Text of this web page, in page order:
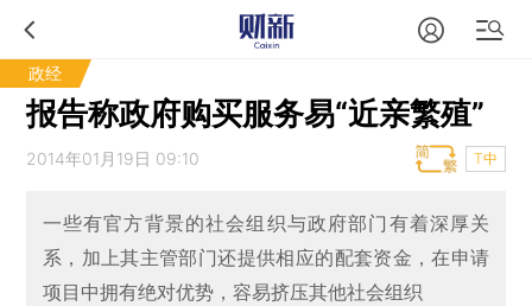
政经
报告称政府购买服务易“近亲繁殖”
2014年01月19日 09:10 T中
一些有官方背景的社会组织与政府部门有着深厚关
系，加上其主管部门还提供相应的配套资金，在申请
项目中拥有绝对优势，容易挤压其他社会组织